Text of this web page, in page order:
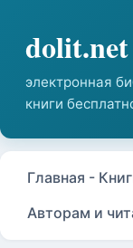
Главная -
Авторам и